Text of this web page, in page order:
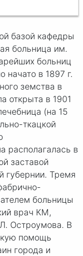
базой кафедры
больница им.
больниц
начато в 1897 г.
земства в
открыта в 1901
(на 15
ткацкой
располагалась в
заставой
губернии. Тремя
больницы
врач КМ,
Остроумова. В
помощь
города и